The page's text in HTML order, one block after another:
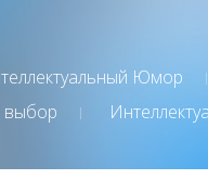
Юмор
выбор